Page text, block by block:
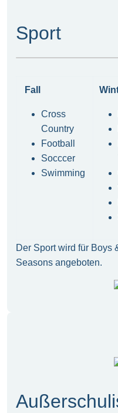
Sport
Fall
Cross
Country
Football
Socccer
Swimming
Der Sport wird für Boys
Seasons angeboten.